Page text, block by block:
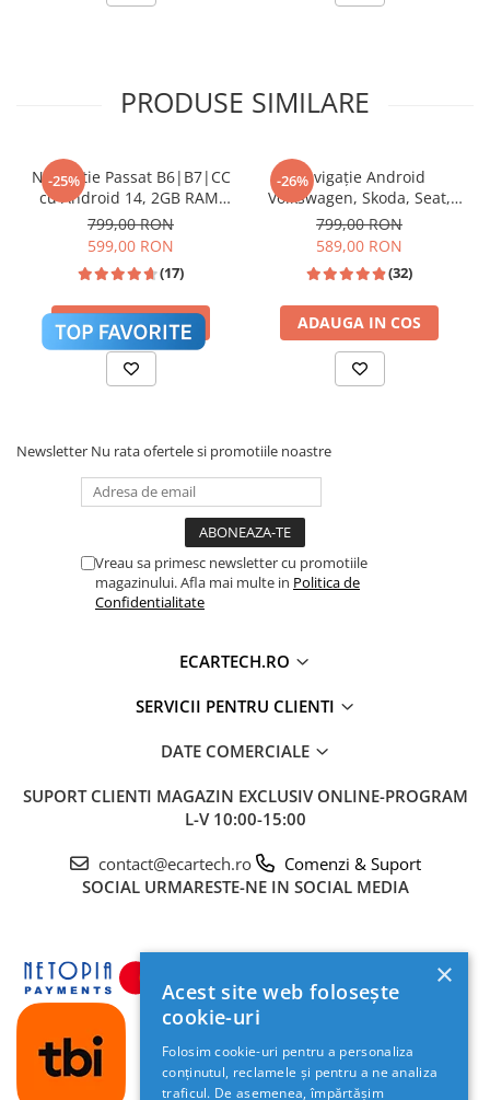
🎵 Egalizator Audio DSP
pentru Bass, Treble și Loudness.
Sistem Activ de Răcire (Cooling
Fan)
Unitatea este echipată hardware cu un
ventilator de răcire activ pe spate. Această
dotare premium asigură disiparea eficientă a
Quad-Core, chiar și în zilele toride de vară sau la
utilizare intensă (Waze + Spotify simultan).
Wireless CarPlay & Android Auto
PRODUSE SIMILARE
-25%
Navigatie Passat B6|B7|CC
cu Android 14, 2GB RAM,
CarPlay si Anroid Auto,
Mirror Link, Wi-fi, Youtube,
Waze, ecran HD 10.1 Inch
799,00 RON
599,00 RON
(17)
ADAUGA IN COS
-26%Navigație Android
Volkswagen, Skoda, Seat,
CarPlay & Android Auto,
ecran 7"|Compatibil Golf 5,
Golf 6, Jetta, Passat
B6/B7/CC, Polo, Tiguan,
Touran
799,00 RON
589,00 RON
(32)
ADAUGA IN COS
Newsletter Nu rata ofertele si promotiile noastre
Vreau sa primesc newsletter cu promotiile
magazinului. Afla mai multe in Politica de
Confidentialitate
ECARTECH.RO
SERVICII PENTRU CLIENTI
DATE COMERCIALE
SUPORT CLIENTI MAGAZIN EXCLUSIV ONLINE-PROGRAM
L-V 10:00-15:00
contact@ecartech.ro
Comenzi & Suport
SOCIAL URMARESTE-NE IN SOCIAL MEDIA
×
Acest site web folosește
cookie-uri
Folosim cookie-uri pentru a personaliza
conținutul, reclamele și pentru a ne analiza
traficul. De asemenea, împărtășim